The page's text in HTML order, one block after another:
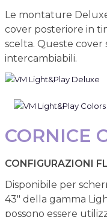
Le montature
cover posteriore in
scelta. Queste cover
intercambiabili.
CORNICE
CONFIGURAZIONI
Disponibile per
43" della gamma
possono essere